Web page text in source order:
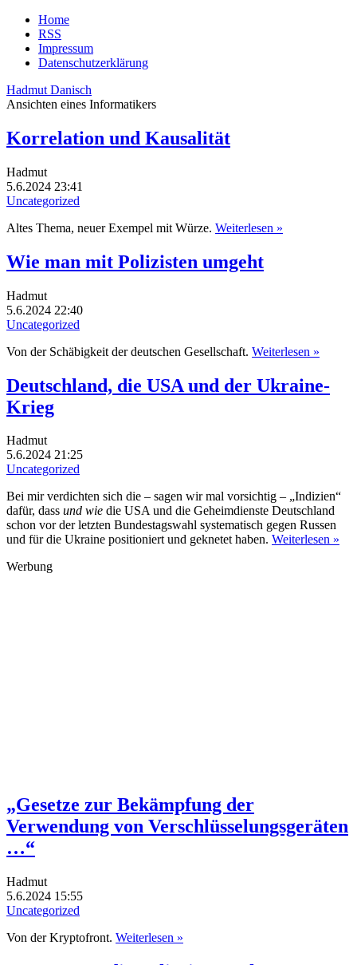
Home
RSS
Impressum
Datenschutzerklärung
Hadmut Danisch
Ansichten eines Informatikers
Korrelation und Kausalität
Hadmut
5.6.2024 23:41
Uncategorized
Altes Thema, neuer Exempel mit Würze. Weiterlesen »
Wie man mit Polizisten umgeht
Hadmut
5.6.2024 22:40
Uncategorized
Von der Schäbigkeit der deutschen Gesellschaft. Weiterlesen »
Deutschland, die USA und der Ukraine-
Krieg
Hadmut
5.6.2024 21:25
Uncategorized
Bei mir verdichten sich die – sagen wir mal vorsichtig – „Indizien“
dafür, dass und wie die USA und die Geheimdienste Deutschland
schon vor der letzten Bundestagswahl systematisch gegen Russen
und für die Ukraine positioniert und geknetet haben. Weiterlesen »
Werbung
„Gesetze zur Bekämpfung der
Verwendung von Verschlüsselungsgeräten
…“
Hadmut
5.6.2024 15:55
Uncategorized
Von der Kryptofront. Weiterlesen »